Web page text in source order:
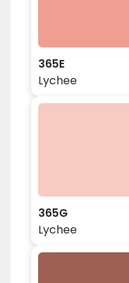
365E
Lychee
365G
Lychee